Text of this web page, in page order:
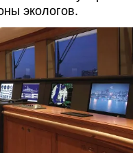
экологов.